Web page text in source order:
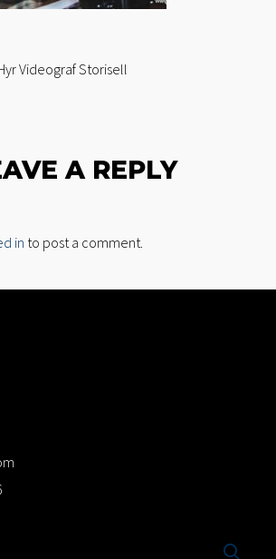
Videograf Storisell
A REPLY
in to post a comment.